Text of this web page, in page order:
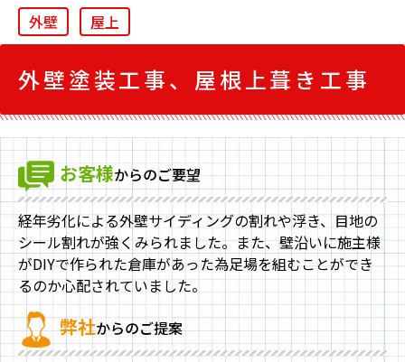
外壁 屋上
外壁塗装工事、屋根上葺き工事
お客様からのご要望
経年劣化による外壁サイディングの割れや浮き、目地の
シール割れが強くみられました。また、壁沿いに施主様
がDIYで作られた倉庫があった為足場を組むことができ
るのか心配されていました。
弊社からのご提案